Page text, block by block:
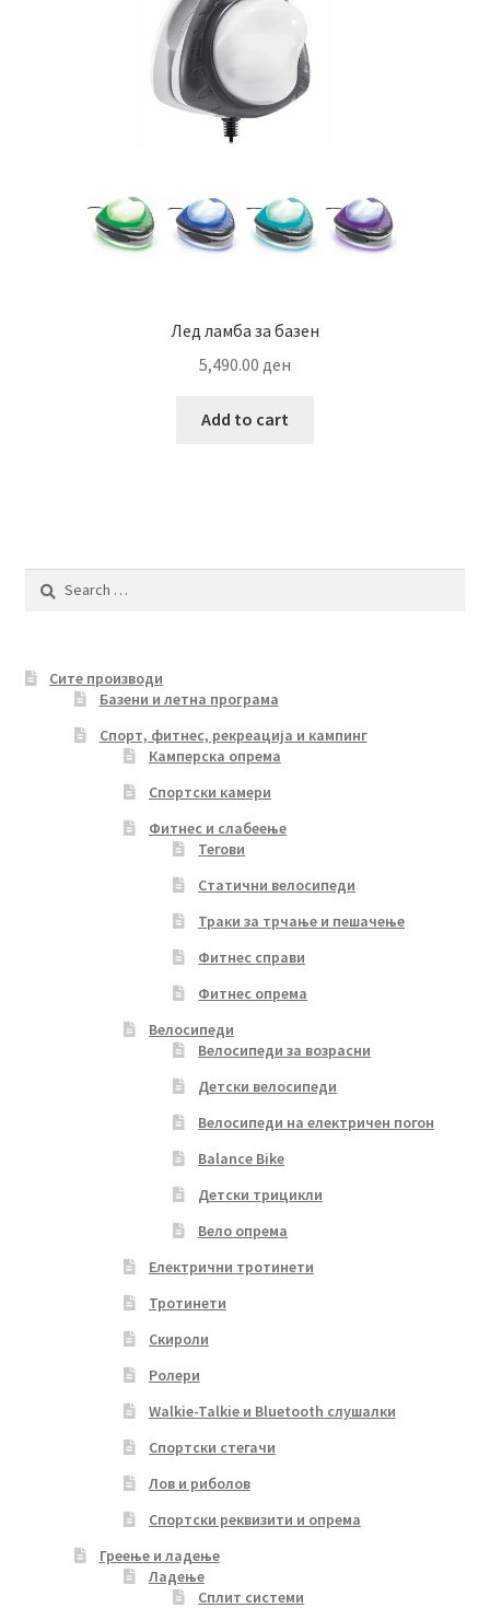
Лед ламба за базен
5,490.00 ден
Add to cart
Search
Сите производи
Базени и летна програма
Спорт, фитнес, рекреација и кампинг
Камперска опрема
Спортски камери
Фитнес и слабеење
Тегови
Статични велосипеди
Траки за трчање и пешачење
Фитнес справи
Фитнес опрема
Велосипеди
Велосипеди за возрасни
Детски велосипеди
Велосипеди на електричен погон
Balance Bike
Детски трицикли
Вело опрема
Електрични тротинети
Тротинети
Скироли
Ролери
Walkie-Talkie и Bluetooth слушалки
Спортски стегачи
Лов и риболов
Спортски реквизити и опрема
Греење и ладење
Ладење
Сплит системи